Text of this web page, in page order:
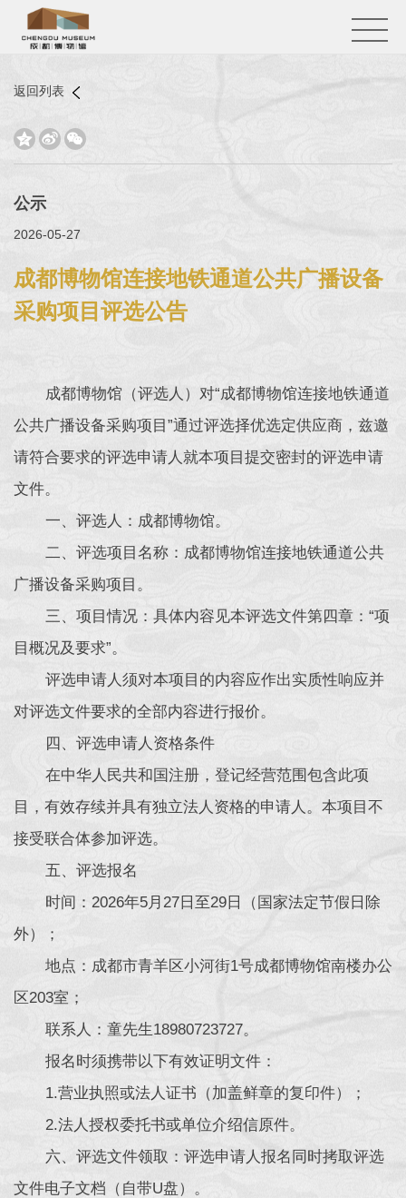
返回列表
  
公示
2026-05-27
成都博物馆连接地铁通道公共广播设备
采购项目评选公告
成都博物馆（评选人）对“成都博物馆连接地铁通道
公共广播设备采购项目”通过评选择优选定供应商，兹邀
请符合要求的评选申请人就本项目提交密封的评选申请
文件。
一、评选人：成都博物馆。
二、评选项目名称：成都博物馆连接地铁通道公共
广播设备采购项目。
三、项目情况：具体内容见本评选文件第四章：“项
目概况及要求”。
评选申请人须对本项目的内容应作出实质性响应并
对评选文件要求的全部内容进行报价。
四、评选申请人资格条件
在中华人民共和国注册，登记经营范围包含此项
目，有效存续并具有独立法人资格的申请人。本项目不
接受联合体参加评选。
五、评选报名
时间：2026年5月27日至29日（国家法定节假日除
外）；
地点：成都市青羊区小河街1号成都博物馆南楼办公
区203室；
联系人：童先生18980723727。
报名时须携带以下有效证明文件：
1.营业执照或法人证书（加盖鲜章的复印件）；
2.法人授权委托书或单位介绍信原件。
六、评选文件领取：评选申请人报名同时拷取评选
文件电子文档（自带U盘）。